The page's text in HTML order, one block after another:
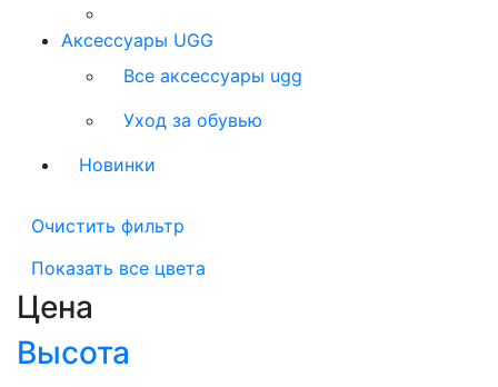
Аксессуары UGG
Все аксессуары ugg
Уход за обувью
Новинки
Очистить фильтр
Показать все цвета
Цена
Высота